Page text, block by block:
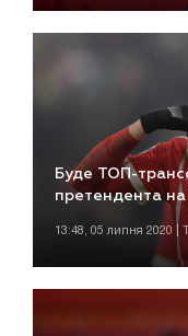
Буде ТОП-
претендента на
13:48, 05 липня 2020 |